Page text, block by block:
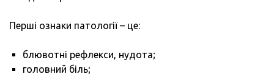
Перші ознаки патології – це:
блювотні рефлекси, нудота;
головний біль;